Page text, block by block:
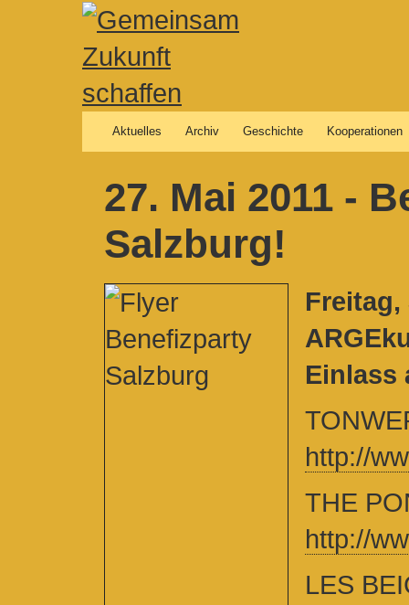
Aktuelles Archiv Geschichte Kooperationen
27. Mai 2011 -
Salzburg!
Freitag,
Einlass
http://
THE
http://
LES